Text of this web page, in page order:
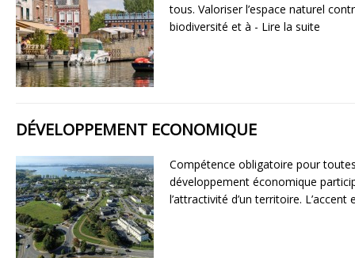
tous. Valoriser l’espace naturel
biodiversité et à - Lire la suite
DÉVELOPPEMENT ECONOMIQUE
Compétence obligatoire pour
développement économique
l’attractivité d’un territoire.